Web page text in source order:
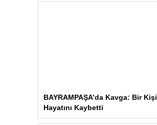
BAYRAMPAŞA’da Kavga: Bir Kişi
Hayatını Kaybetti